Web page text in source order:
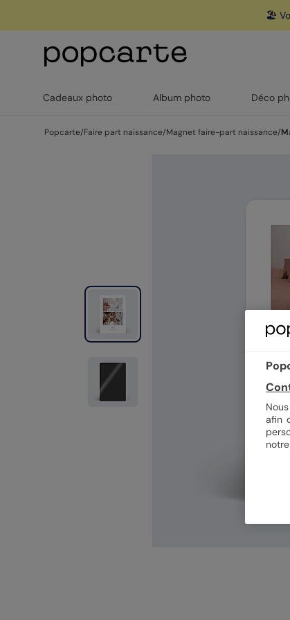
🏖️
Cadeaux photo Album photo Déco
Popcarte/Faire part naissance/Magnet faire-part naissance/
afin
notre